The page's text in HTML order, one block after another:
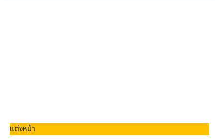
แต่งหน้า